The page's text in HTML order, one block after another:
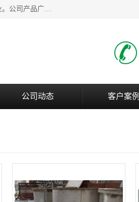
无锡昌鸿钢格板有限公司是专业生产和销售各类镀锌钢格板、镀锌钢格栅、不锈钢钢格及其相关产品的现代化企业。公司产品广泛运用于石油、化工、港口、电力、运输、造纸、医药、钢铁、食品、市政、房地产、制造业等各个领域。
公司动态 客户案例